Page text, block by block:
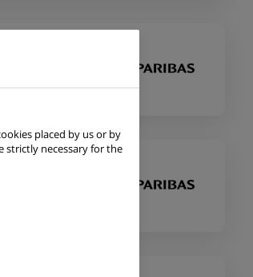
placed by us or by
strictly necessary for the